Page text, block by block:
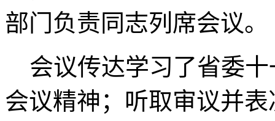
部门负责同志列席会议。
会议传达学习了省委十
会议精神；听取审议并